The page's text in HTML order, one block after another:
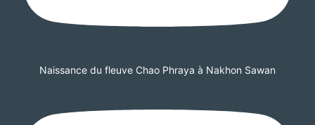
Naissance du fleuve Chao Phraya à Nakhon Sawan